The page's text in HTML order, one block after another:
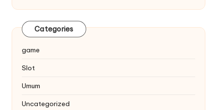
Categories
game
Slot
Umum
Uncategorized